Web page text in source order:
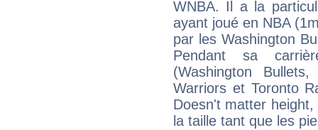
WNBA. Il a la
ayant joué en NBA
par les Washington
Pendant sa
(Washington
Warriors et Toronto
Doesn't matter
la taille tant que les